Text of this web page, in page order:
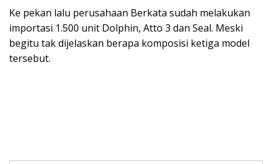
Ke pekan lalu perusahaan Berkata sudah melakukan
importasi 1.500 unit Dolphin, Atto 3 dan Seal. Meski
begitu tak dijelaskan berapa komposisi ketiga model
tersebut.